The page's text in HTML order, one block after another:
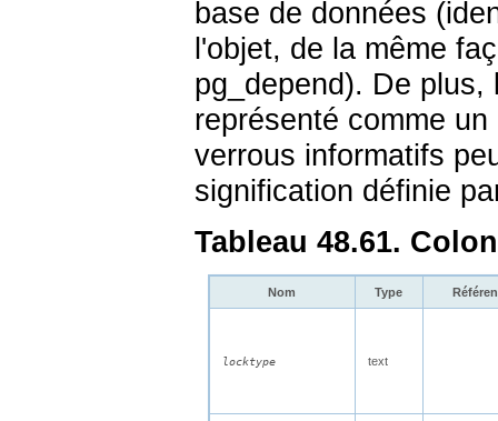
base de données
l'objet, de la même
pg_depend). De plus,
représenté comme
verrous informatifs
signification définie
Tableau 48.61.
Nom Type
locktype text